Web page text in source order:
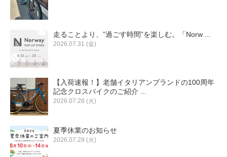
走ることより、”過ごす時間”を楽しむ。「Norw ...
2026.07.31 (金)
【入荷速報！】老舗イタリアンブランドの100周年
記念クロスバイクのご紹介 ...
2026.07.28 (火)
夏季休業のお知らせ
2026.07.28 (火)